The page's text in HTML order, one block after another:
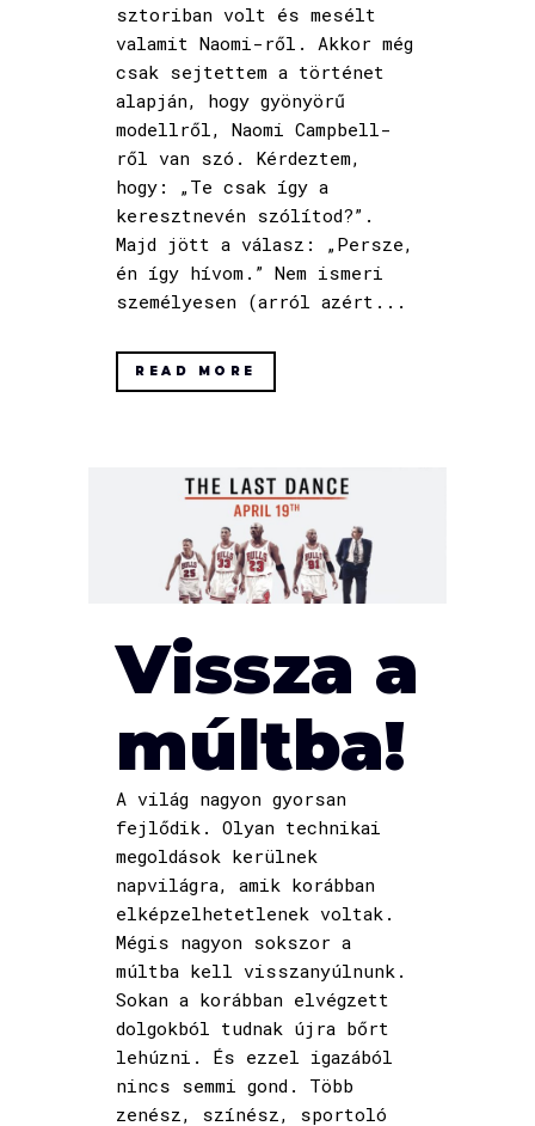
sztoriban volt és mesélt
valamit Naomi-ről. Akkor még
csak sejtettem a történet
alapján, hogy gyönyörű
modellről, Naomi Campbell-
ről van szó. Kérdeztem,
hogy: „Te csak így a
keresztnevén szólítod?”.
Majd jött a válasz: „Persze,
én így hívom.” Nem ismeri
személyesen (arról azért...
READ MORE
Vissza a
múltba!
A világ nagyon gyorsan
fejlődik. Olyan technikai
megoldások kerülnek
napvilágra, amik korábban
elképzelhetetlenek voltak.
Mégis nagyon sokszor a
múltba kell visszanyúlnunk.
Sokan a korábban elvégzett
dolgokból tudnak újra bőrt
lehúzni. És ezzel igazából
nincs semmi gond. Több
zenész, színész, sportoló